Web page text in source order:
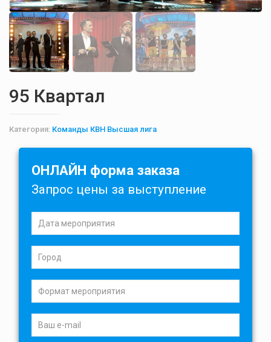
95 Квартал
Категория: Команды КВН Высшая лига
ОНЛАЙН форма заказа
Запрос цены за выступление